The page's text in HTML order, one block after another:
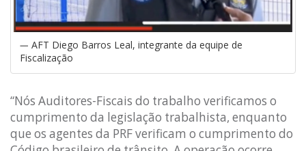
AFT Diego Barros Leal, integrante da equipe de
Fiscalização
“Nós Auditores-Fiscais do trabalho verificamos o
cumprimento da legislação trabalhista, enquanto
que os agentes da PRF verificam o cumprimento do